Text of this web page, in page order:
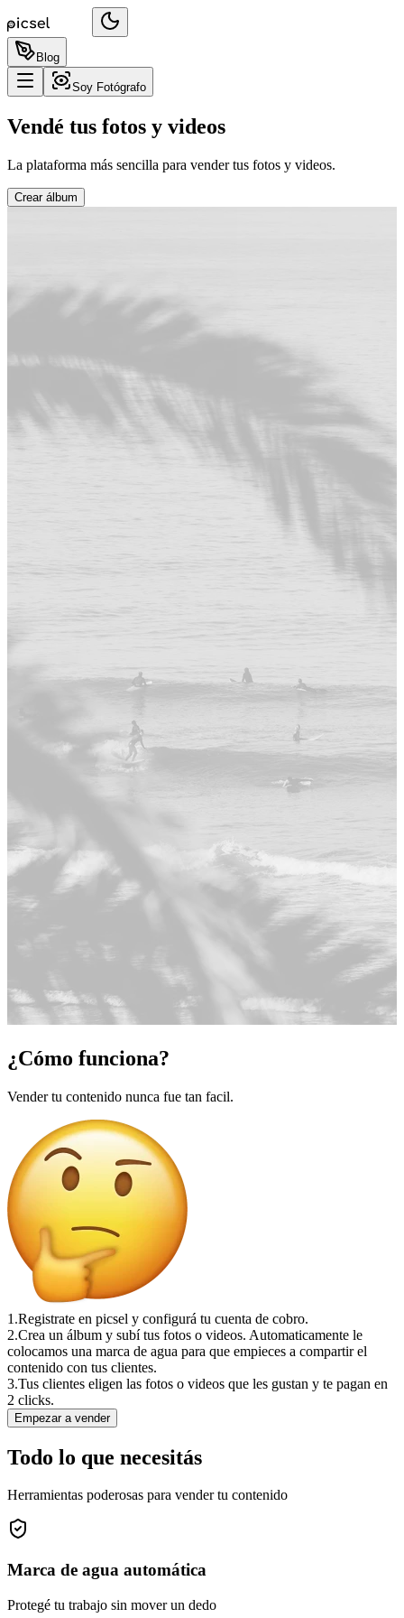
Blog
Soy Fotógrafo
Vendé tus fotos y videos
La plataforma más sencilla para vender tus fotos y videos.
Crear álbum
¿Cómo funciona?
Vender tu contenido nunca fue tan facil.
1.Registrate en picsel y configurá tu cuenta de cobro.
2.Crea un álbum y subí tus fotos o videos. Automaticamente le
colocamos una marca de agua para que empieces a compartir el
contenido con tus clientes.
3.Tus clientes eligen las fotos o videos que les gustan y te pagan en
2 clicks.
Empezar a vender
Todo lo que necesitás
Herramientas poderosas para vender tu contenido
Marca de agua automática
Protegé tu trabajo sin mover un dedo